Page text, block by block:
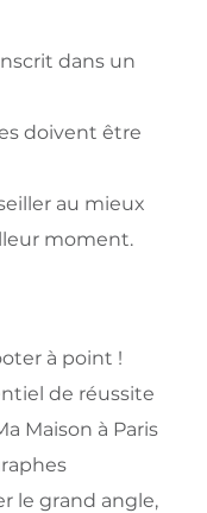
dans un
doivent être
au mieux
moment.
à point !
de réussite
Maison à Paris
le grand angle,